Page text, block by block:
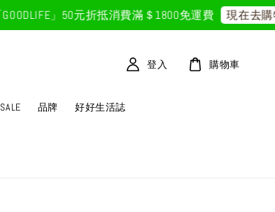
」50元折抵消費滿＄1800免運費 現在去購物！
SALE 品牌 好好生活誌
登入 購物車